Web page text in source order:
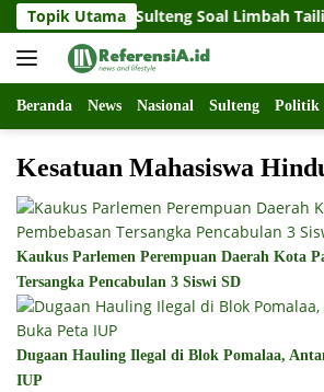
Langsung
ke
konten
Topik Utama
Gubernur Sulteng Soal Limbah Tailing
Beranda News Nasional Sulteng Politik
Kesatuan Mahasiswa
Kaukus Parlemen Perempuan Daerah Kota
Tersangka Pencabulan 3 Siswi SD
Dugaan Hauling Ilegal di Blok Pomalaa,
IUP